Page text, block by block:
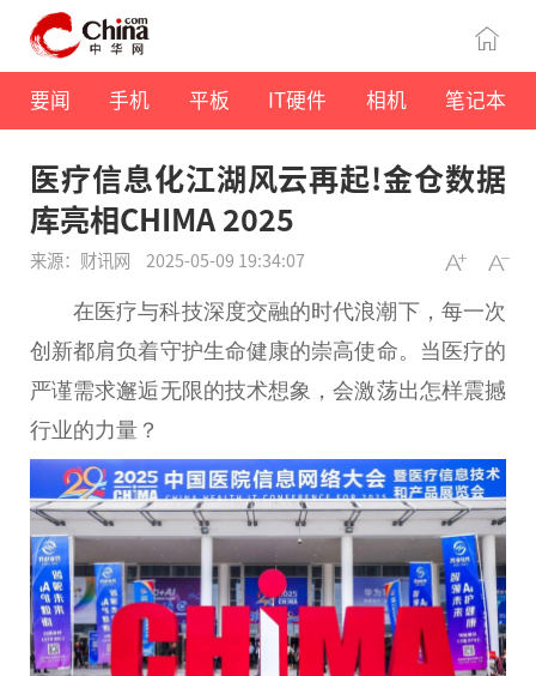
要闻 手机 平板 IT硬件 相机 笔记本
医疗信息化江湖风云再起!金仓数据
库亮相CHIMA 2025
来源：财讯网 2025-05-09 19:34:07
在医疗与科技深度交融的时代浪潮下，每一次
创新都肩负着守护生命健康的崇高使命。当医疗的
严谨需求邂逅无限的技术想象，会激荡出怎样震撼
行业的力量？